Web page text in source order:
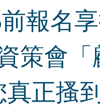
報名
策會
正搔